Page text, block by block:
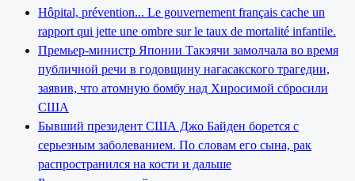
Hôpital, prévention... Le gouvernement français cache un
rapport qui jette une ombre sur le taux de mortalité infantile.
Премьер-министр Японии Такэячи замолчала во время
публичной речи в годовщину нагасакского трагедии,
заявив, что атомную бомбу над Хиросимой сбросили
США
Бывший президент США Джо Байден борется с
серьезным заболеванием. По словам его сына, рак
распространился на кости и дальше